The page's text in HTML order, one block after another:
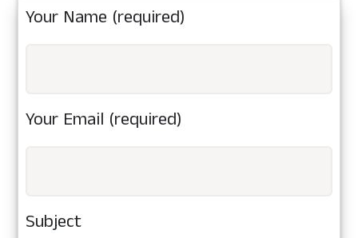
Your Name (required)
Your Email (required)
Subject